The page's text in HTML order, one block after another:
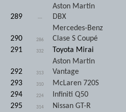
289 ---
Aston Martin
DBX
290 286
Mercedes-Benz
Clase S Coupé
291
332 Toyota Mirai
292 313
Aston Martin
Vantage
293
310 McLaren 720S
294
224 Infiniti Q50
295
314 Nissan GT-R